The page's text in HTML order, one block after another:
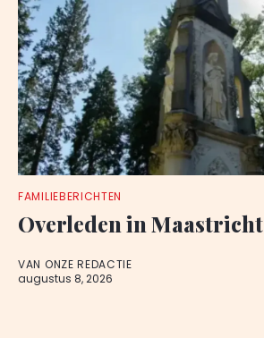
FAMILIEBERICHTEN
Overleden in Maastricht
VAN ONZE REDACTIE
augustus 8, 2026